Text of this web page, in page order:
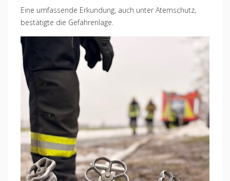
Eine umfassende Erkundung, auch unter Atemschutz,
bestätigte die Gefahrenlage.